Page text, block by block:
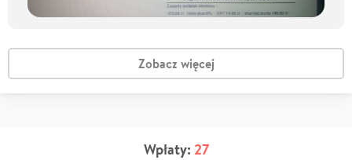
Zobacz więcej
Wpłaty: 27